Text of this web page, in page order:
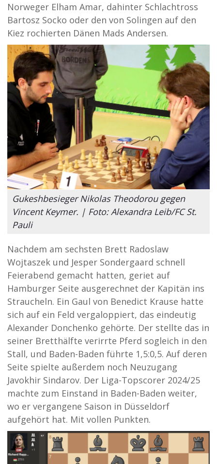
Norweger Elham Amar, dahinter Schlachtross
Bartosz Socko oder den von Solingen auf den
Kiez rochierten Dänen Mads Andersen.
Gukeshbesieger Nikolas Theodorou gegen
Vincent Keymer. | Foto: Alexandra Leib/FC St.
Pauli
Nachdem am sechsten Brett Radoslaw
Wojtaszek und Jesper Sondergaard schnell
Feierabend gemacht hatten, geriet auf
Hamburger Seite ausgerechnet der Kapitän ins
Straucheln. Ein Gaul von Benedict Krause hatte
sich auf ein Feld vergaloppiert, das eindeutig
Alexander Donchenko gehörte. Der stellte das in
seiner Bretthälfte verirrte Pferd sogleich in den
Stall, und Baden-Baden führte 1,5:0,5. Auf deren
Seite spielte außerdem noch Neuzugang
Javokhir Sindarov. Der Liga-Topscorer 2024/25
machte zum Einstand in Baden-Baden weiter,
wo er vergangene Saison in Düsseldorf
aufgehört hat. Mit vollen Punkten.